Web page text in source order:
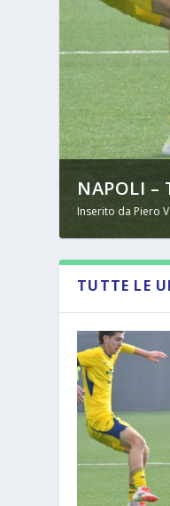
NAPOLI –
Inserito daPiero
TUTTE LE